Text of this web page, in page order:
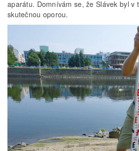
aparátu. Domnívám se, že Slávek byl v
skutečnou oporou.